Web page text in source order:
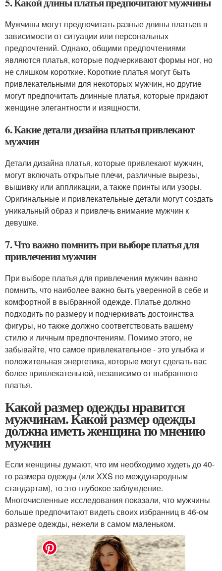
Мужчины могут предпочитать разные длины платьев в
зависимости от ситуации или персональных
предпочтений. Однако, общими предпочтениями
являются платья, которые подчеркивают формы ног, но
не слишком короткие. Короткие платья могут быть
привлекательными для некоторых мужчин, но другие
могут предпочитать длинные платья, которые придают
женщине элегантности и изящности.
6. Какие детали дизайна платья привлекают
мужчин
Детали дизайна платья, которые привлекают мужчин,
могут включать открытые плечи, различные вырезы,
вышивку или аппликации, а также принты или узоры.
Оригинальные и привлекательные детали могут создать
уникальный образ и привлечь внимание мужчин к
девушке.
7. Что важно помнить при выборе платья для
привлечения мужчин
При выборе платья для привлечения мужчин важно
помнить, что наиболее важно быть уверенной в себе и
комфортной в выбранной одежде. Платье должно
подходить по размеру и подчеркивать достоинства
фигуры, но также должно соответствовать вашему
стилю и личным предпочтениям. Помимо этого, не
забывайте, что самое привлекательное - это улыбка и
положительная энергетика, которые могут сделать вас
более привлекательной, независимо от выбранного
платья.
Какой размер одежды нравится
мужчинам. Какой размер одежды
должна иметь женщина по мнению
мужчин
Если женщины думают, что им необходимо худеть до 40-
го размера одежды (или XXS по международным
стандартам), то это глубокое заблуждение.
Многочисленные исследования показали, что мужчины
больше предпочитают видеть своих избранниц в 46-ом
размере одежды, нежели в самом маленьком.